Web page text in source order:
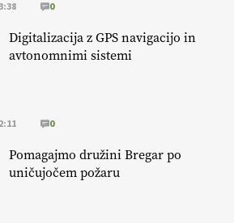
= logično: ekološka kmetija PR'
= logično: STROKOVNA OKROGLA
so ekološki proizvodi
= logično: ekološkio čebelarstvo
0
Digitalizacija z GPS navigacijo in
avtonomnimi sistemi
0
Pomagajmo družini Bregar po
uničujočem požaru